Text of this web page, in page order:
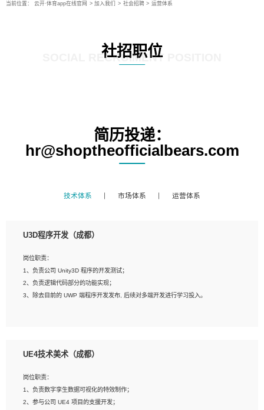
当前位置： 云开·体育app在线官网 > 加入我们 > 社会招聘 > 运营体系
社招职位
SOCIAL RECRUIMENT POSITION
简历投递：
hr@shoptheofficialbears.com
技术体系 市场体系 运营体系
U3D程序开发（成都）
岗位职责：
1、负责公司 Unity3D 程序的开发测试；
2、负责逻辑代码部分的功能实现；
3、除去目前的 UWP 端程序开发发布, 后续对多端开发进行学习投入。
2、熟练掌握 Unity3D 程序开发，精通 C# 语言开发；
4、有良好的沟通能力和团队合作意识；
5、开发过 HoloLens 程序者优先。
UE4技术美术（成都）
岗位职责：
1、负责数字孪生数据可视化的特效制作；
2、参与公司 UE4 项目的支援开发；